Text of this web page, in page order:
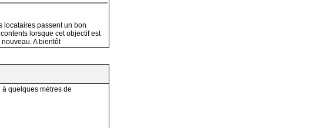
locataires passent un bon
lorsque cet objectif est
A bientôt
quelques mètres de